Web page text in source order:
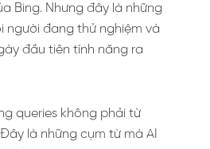
Bing. Nhưng đây là những
người đang thử nghiệm và
đầu tiên tính năng ra
queries không phải từ
là những cụm từ mà AI